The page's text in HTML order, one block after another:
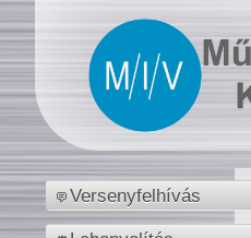
Versenyfelhívás